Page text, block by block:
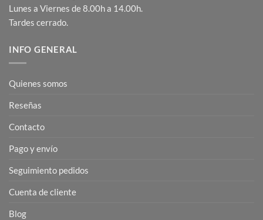
Lunes a Viernes de 8.00h a 14.00h.
Tardes cerrado.
INFO GENERAL
Quienes somos
Reseñas
Contacto
Pago y envío
Seguimiento pedidos
Cuenta de cliente
Blog